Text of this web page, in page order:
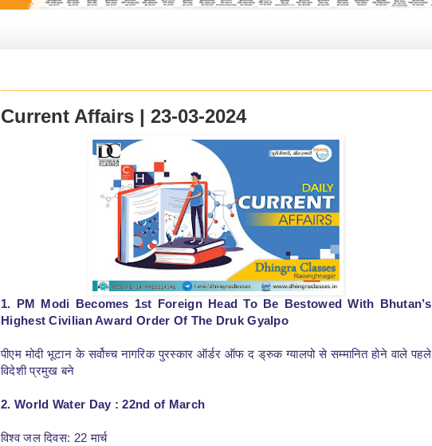
Current Affairs | 23-03-2024
1. PM Modi Becomes 1st Foreign Head To Be Bestowed With Bhutan’s
Highest Civilian Award Order Of The Druk Gyalpo
पीएम मोदी भूटान के सर्वोच्च नागरिक पुरस्कार ऑर्डर ऑफ द ड्रुक ग्यालपो से सम्मानित होने वाले पहले
विदेशी प्रमुख बने
2. World Water Day : 22nd of March
विश्व जल दिवस: 22 मार्च